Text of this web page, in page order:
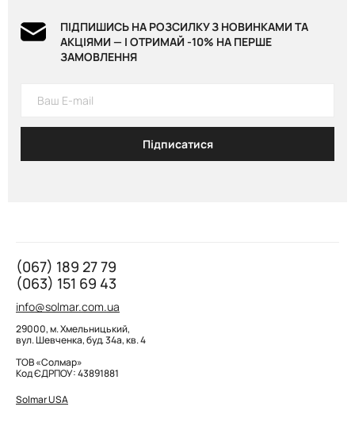
ПІДПИШИСЬ НА РОЗСИЛКУ З НОВИНКАМИ ТА
АКЦІЯМИ — І ОТРИМАЙ -10% НА ПЕРШЕ
ЗАМОВЛЕННЯ
Підписатися
(067) 189 27 79
(063) 151 69 43
info@solmar.com.ua
29000, м. Хмельницький,
вул. Шевченка, буд. 34а, кв. 4
ТОВ «Солмар»
Код ЄДРПОУ: 43891881
Solmar USA